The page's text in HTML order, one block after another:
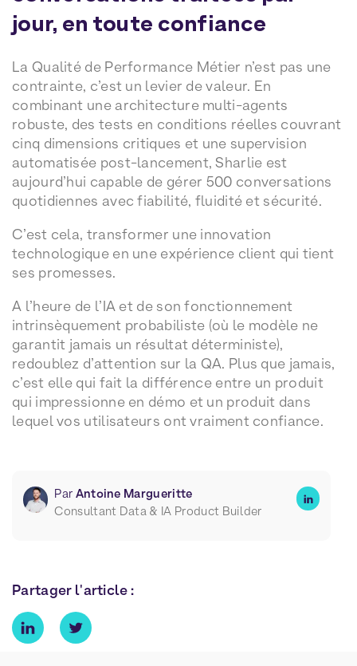
jour, en toute confiance
La Qualité de Performance Métier n’est pas une
contrainte, c’est un levier de valeur. En
combinant une architecture multi-agents
robuste, des tests en conditions réelles couvrant
cinq dimensions critiques et une supervision
automatisée post-lancement, Sharlie est
aujourd’hui capable de gérer 500 conversations
quotidiennes avec fiabilité, fluidité et sécurité.
C’est cela, transformer une innovation
technologique en une expérience client qui tient
ses promesses.
A l’heure de l’IA et de son fonctionnement
intrinsèquement probabiliste (où le modèle ne
garantit jamais un résultat déterministe),
redoublez d’attention sur la QA. Plus que jamais,
c’est elle qui fait la différence entre un produit
qui impressionne en démo et un produit dans
lequel vos utilisateurs ont vraiment confiance.
Par Antoine Margueritte
Consultant Data & IA Product Builder
Partager l'article :